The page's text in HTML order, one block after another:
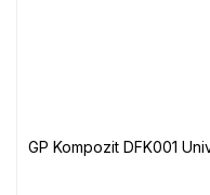
GP Kompozit DFK001